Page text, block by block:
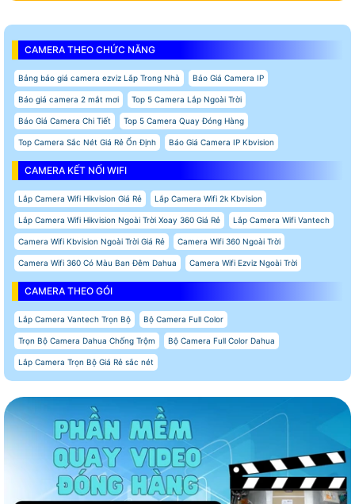
CAMERA THEO CHỨC NĂNG
Bảng báo giá camera ezviz Lắp Trong Nhà Báo Giá Camera IP
Báo giá camera 2 mắt mơi Top 5 Camera Lắp Ngoài Trời
Báo Giá Camera Chi Tiết Top 5 Camera Quay Đóng Hàng
Top Camera Sắc Nét Giá Rẻ Ổn Định Báo Giá Camera IP Kbvision
CAMERA KẾT NỐI WIFI
Lắp Camera Wifi Hikvision Giá Rẻ Lắp Camera Wifi 2k Kbvision
Lắp Camera Wifi Hikvision Ngoài Trời Xoay 360 Giá Rẻ Lắp Camera Wifi Vantech
Camera Wifi Kbvision Ngoài Trời Giá Rẻ Camera Wifi 360 Ngoài Trời
Camera Wifi 360 Có Màu Ban Đêm Dahua Camera Wifi Ezviz Ngoài Trời
CAMERA THEO GÓI
Lắp Camera Vantech Trọn Bộ Bộ Camera Full Color
Trọn Bộ Camera Dahua Chống Trộm Bộ Camera Full Color Dahua
Lắp Camera Trọn Bộ Giá Rẻ sắc nét